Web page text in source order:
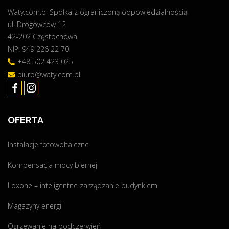
m
i
u
m
–
j
u
ż
n
s
e
j
f
Waty.com.pl Spółka z ograniczoną odpowiedzialnością.
ul. Drogowców 12
42-202 Częstochowa
NIP: 949 226 22 70
+48 502 423 025
biuro@waty.com.pl
OFERTA
Instalacje fotowoltaiczne
Kompensacja mocy biernej
Loxone – inteligentne zarządzanie budynkiem
Magazyny energii
Ogrzewanie na podczerwień